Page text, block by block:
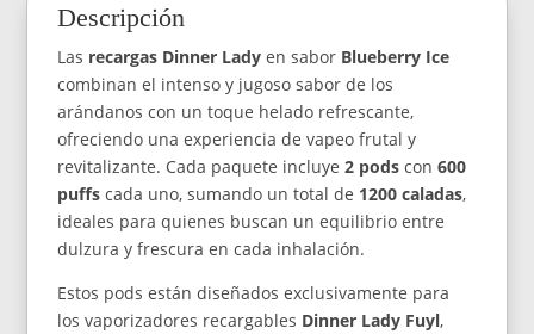
Ice
X2
Pods
De
Puffs
(1200
Puffs)
cantidad
Descripción
Las recargas Dinner Lady en sabor Blueberry Ice
combinan el intenso y jugoso sabor de los
arándanos con un toque helado refrescante,
ofreciendo una experiencia de vapeo frutal y
revitalizante. Cada paquete incluye2 pods con600
puffs cada uno, sumando un total de 1200 caladas,
ideales para quienes buscan un equilibrio entre
dulzura y frescura en cada inhalación.
Estos pods están diseñados exclusivamente para
los vaporizadores recargables Dinner Lady Fuyl,